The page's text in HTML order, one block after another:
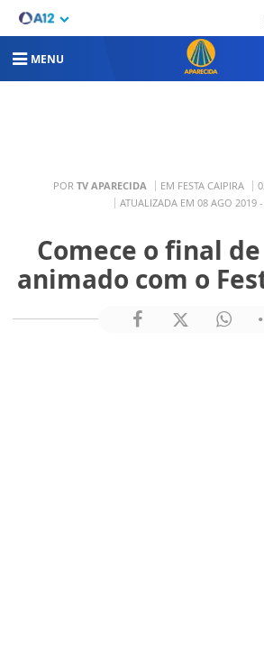
MENU
POR TV APARECIDA EM FESTA CAIPIRA
ATUALIZADA EM 08 AGO 2019
Comece o final
animado com o